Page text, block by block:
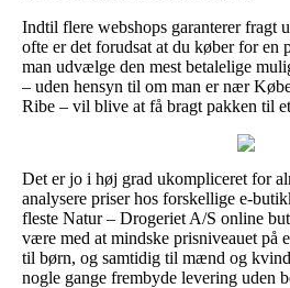
Indtil flere webshops garanterer fragt
ofte er det forudsat at du køber for
man udvælge den mest betalelige
– uden hensyn til om man er nær
Ribe – vil blive at få bragt pakken til
Det er jo i høj grad ukompliceret for
analysere priser hos forskellige e-
fleste Natur – Drogeriet A/S online
være med at mindske prisniveauet på
til børn, og samtidig til mænd og
nogle gange frembyde levering uden